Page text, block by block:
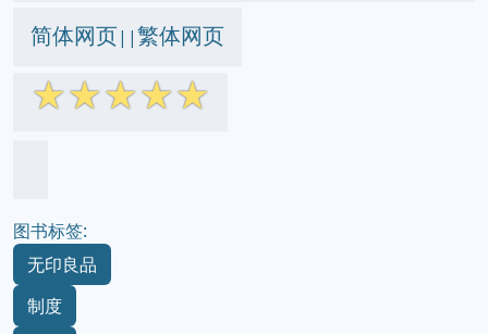
简体网页||繁体网页
☆☆☆☆☆
图书标签:
无印良品
制度